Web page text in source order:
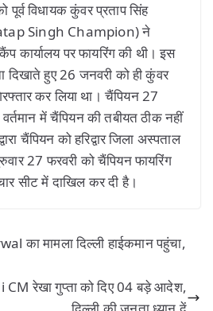
विधायक कुंवर प्रताप सिंह
Singh Champion) ने
कार्यालय पर फायरिंग की थी। इस
दिखाते हुए 26 जनवरी को ही कुंवर
कर लिया था। चैंपियन 27
में चैंपियन की तबीयत ठीक नहीं
चैंपियन को हरिद्वार जिला अस्पताल
27 फरवरी को चैंपियन फायरिंग
सीट में दाखिल कर दी है।
का मामला दिल्ली हाईकमान पहुंचा,
रेखा गुप्ता को दिए 04 बड़े आदेश,